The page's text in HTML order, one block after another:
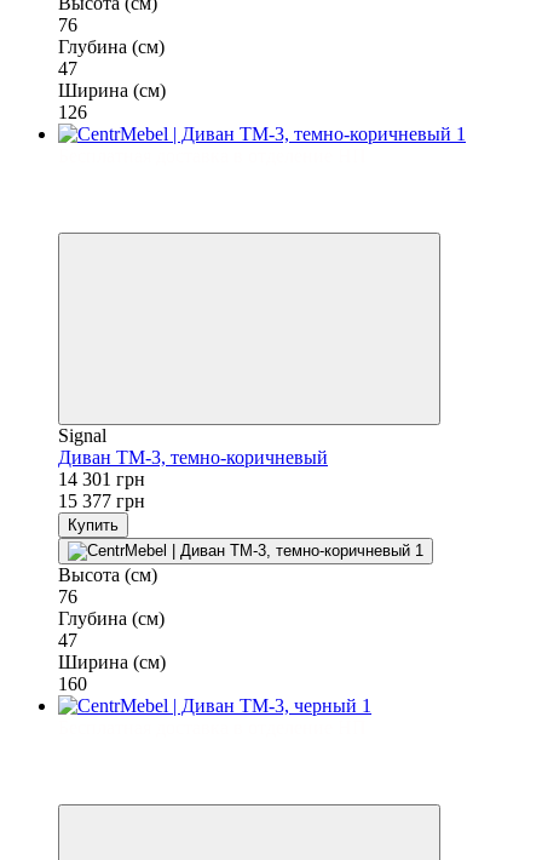
76
Глубина (см)
47
Ширина (см)
126
Signal
Диван TM-3, темно-коричневый
14 301 грн
15 377 грн
Купить
Высота (см)
76
Глубина (см)
47
Ширина (см)
160